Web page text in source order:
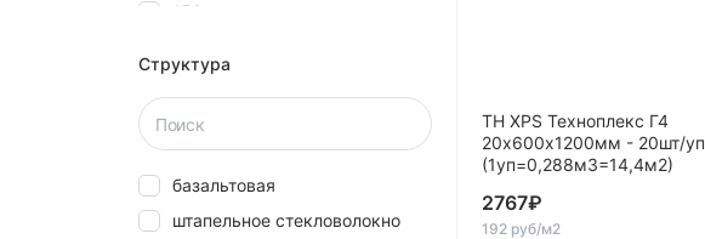
150
20
2000
25
27
Структура
базальтовая
штапельное стекловолокно
ТН XPS Техноплекс Г4
20х600х1200мм - 20шт/уп
(1уп=0,288м3=14,4м2)
2767₽
192 руб/м2